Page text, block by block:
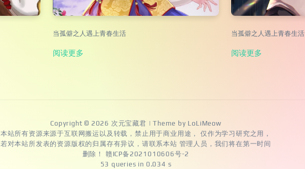
当孤僻之人遇上青春生活
阅读更多
当孤僻之人遇上青春生活
阅读更多
Copyright © 2026 次元宝藏君 | Theme by LoLiMeow
本站所有资源来源于互联网搬运以及转载，禁止用于商业用途， 仅作为学习研究之用，
若对本站所发表的资源版权的归属存有异议，请联系本站 管理人员，我们将在第一时间
删除！ 赣ICP备2021010606号-2
53 queries in 0.034 s